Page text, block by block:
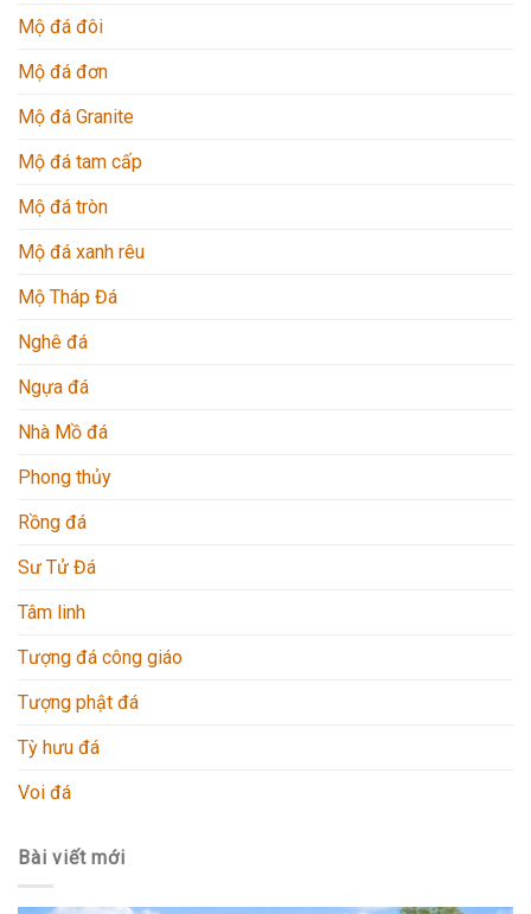
Mộ đá đôi
Mộ đá đơn
Mộ đá Granite
Mộ đá tam cấp
Mộ đá tròn
Mộ đá xanh rêu
Mộ Tháp Đá
Nghê đá
Ngựa đá
Nhà Mồ đá
Phong thủy
Rồng đá
Sư Tử Đá
Tâm linh
Tượng đá công giáo
Tượng phật đá
Tỳ hưu đá
Voi đá
Bài viết mới